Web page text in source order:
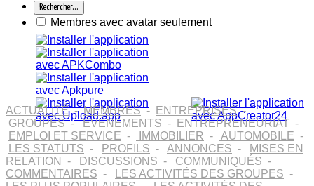
Membres avec avatar seulement
ACTUALITÉ-MEMBRES- ENTREPRISES-
GROUPES- ÉVÉNEMENTS - ENTREPRENEURIAT -
EMPLOI ET SERVICE - IMMOBILIER - AUTOMOBILE -
LES STATUTS - PROFILS - ANNONCES -
MISES EN
RELATION
- DISCUSSIONS - COMMUNIQUÉS -
COMMENTAIRES - LES ACTIVITÉS DES GROUPES -